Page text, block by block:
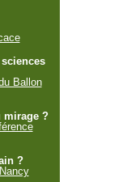
Ballon
mirage ?
?